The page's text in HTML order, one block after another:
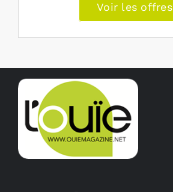
Voir les offres